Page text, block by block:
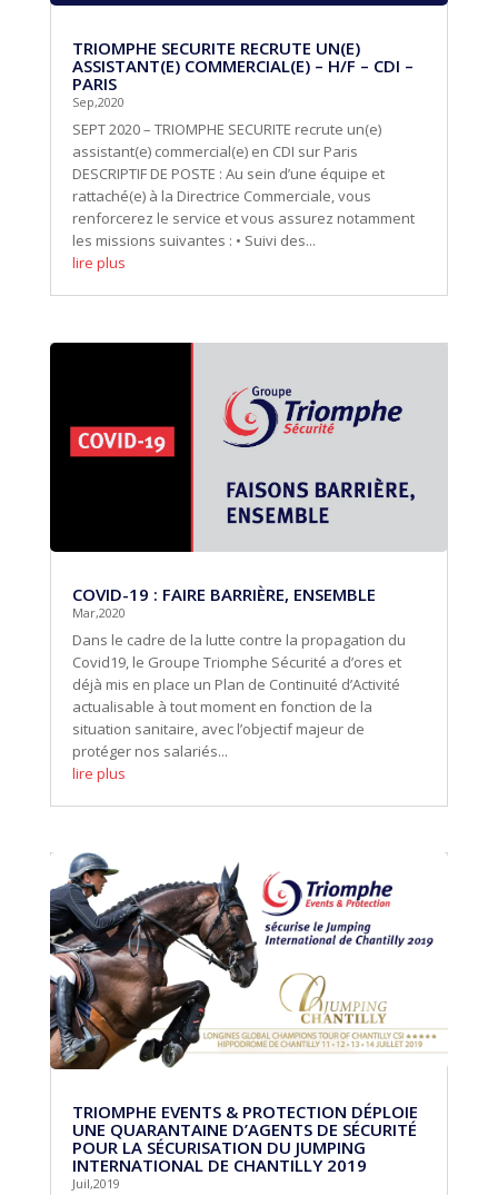
TRIOMPHE SECURITE RECRUTE UN(E)
ASSISTANT(E) COMMERCIAL(E) – H/F – CDI –
PARIS
Sep,2020
SEPT 2020 – TRIOMPHE SECURITE recrute un(e)
assistant(e) commercial(e) en CDI sur Paris
DESCRIPTIF DE POSTE : Au sein d’une équipe et
rattaché(e) à la Directrice Commerciale, vous
renforcerez le service et vous assurez notamment
les missions suivantes : • Suivi des...
lire plus
COVID-19 : FAIRE BARRIÈRE, ENSEMBLE
Mar,2020
Dans le cadre de la lutte contre la propagation du
Covid19, le Groupe Triomphe Sécurité a d’ores et
déjà mis en place un Plan de Continuité d’Activité
actualisable à tout moment en fonction de la
situation sanitaire, avec l’objectif majeur de
protéger nos salariés...
lire plus
TRIOMPHE EVENTS & PROTECTION DÉPLOIE
UNE QUARANTAINE D’AGENTS DE SÉCURITÉ
POUR LA SÉCURISATION DU JUMPING
INTERNATIONAL DE CHANTILLY 2019
Juil,2019